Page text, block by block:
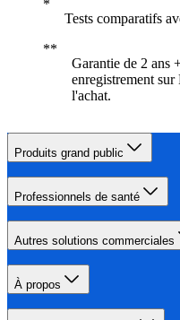
Tests comparatifs
Garantie de 2 ans
enregistrement
l'achat.
Produits grand public
Professionnels de santé
Autres solutions commerciales
À propos